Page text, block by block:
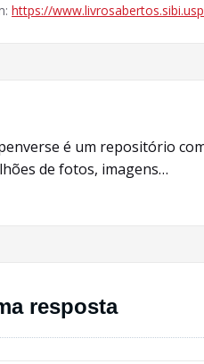
https://
é um repositório
de fotos, imagens…
resposta